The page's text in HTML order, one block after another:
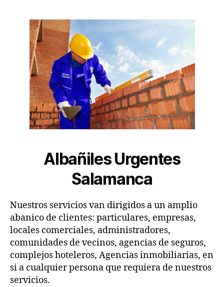
Albañiles Urgentes
Salamanca
Nuestros servicios van dirigidos a un amplio
abanico de clientes: particulares, empresas,
locales comerciales, administradores,
comunidades de vecinos, agencias de seguros,
complejos hoteleros, Agencias inmobiliarias, en
si a cualquier persona que requiera de nuestros
servicios.